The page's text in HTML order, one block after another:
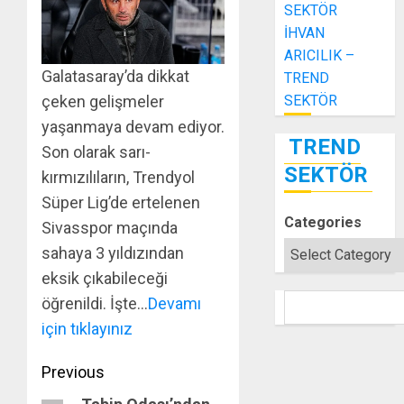
Galatasaray’da dikkat
çeken gelişmeler
yaşanmaya devam ediyor.
Son olarak sarı-
kırmızılıların, Trendyol
Süper Lig’de ertelenen
Sivasspor maçında
sahaya 3 yıldızından
eksik çıkabileceği
öğrenildi. İşte…Devamı
için tıklayınız
Post
Previous
SEKTÖR
İHVAN
ARICILIK –
TREND
SEKTÖR
TREND
SEKTÖR
Categories